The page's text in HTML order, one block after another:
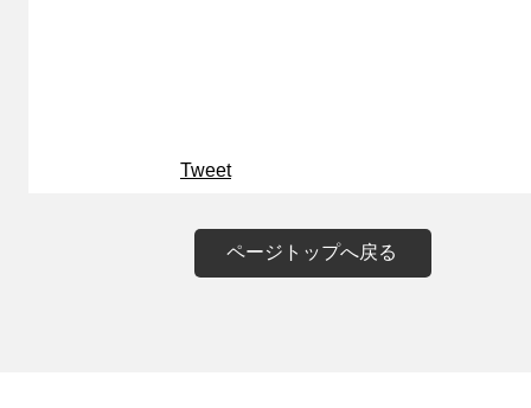
Tweet
ページトップへ戻る